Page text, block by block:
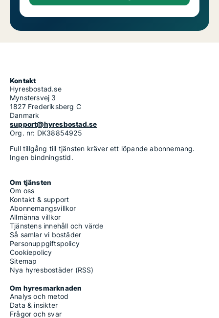
Kontakt
Hyresbostad.se
Mynstersvej 3
1827 Frederiksberg C
Danmark
support@hyresbostad.se
Org. nr: DK38854925
Full tillgång till tjänsten kräver ett löpande abonnemang.
Ingen bindningstid.
Om tjänsten
Om oss
Kontakt & support
Abonnemangsvillkor
Allmänna villkor
Tjänstens innehåll och värde
Så samlar vi bostäder
Personuppgiftspolicy
Cookiepolicy
Sitemap
Nya hyresbostäder (RSS)
Om hyresmarknaden
Analys och metod
Data & insikter
Frågor och svar